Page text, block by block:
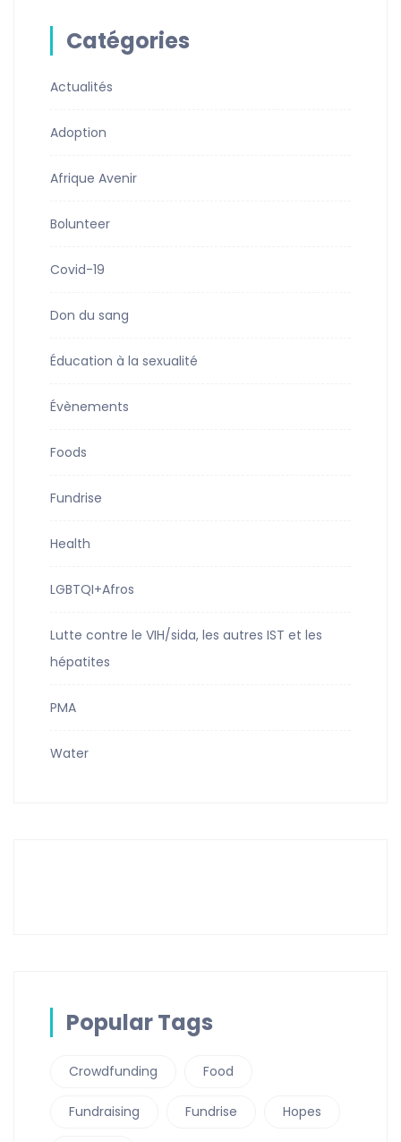
Catégories
Actualités
Adoption
Afrique Avenir
Bolunteer
Covid-19
Don du sang
Éducation à la sexualité
Évènements
Foods
Fundrise
Health
LGBTQI+Afros
Lutte contre le VIH/sida, les autres IST et les
hépatites
PMA
Water
Popular Tags
Crowdfunding Food
Fundraising Fundrise Hopes